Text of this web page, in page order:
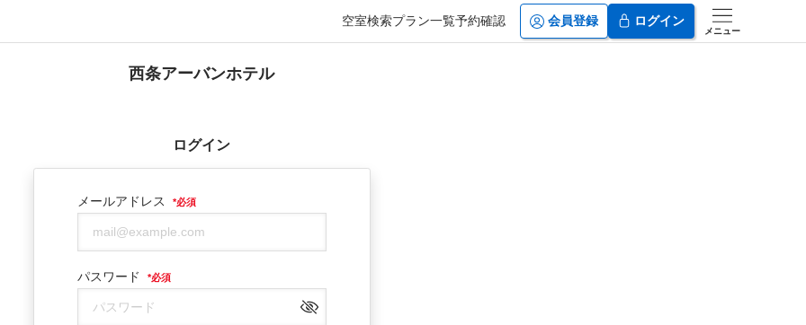
空室検索プラン一覧予約確認 会員登録 ログイン
メニュー
西条アーバンホテル
ログイン
メールアドレス *必須
パスワード *必須